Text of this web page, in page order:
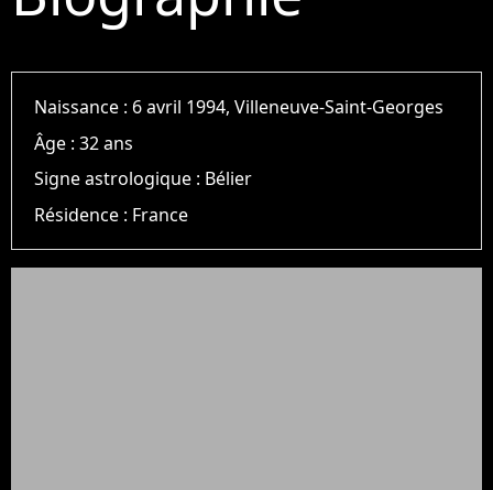
Naissance : 6 avril 1994, Villeneuve-Saint-Georges
Âge :32 ans
Signe astrologique : Bélier
Résidence : France